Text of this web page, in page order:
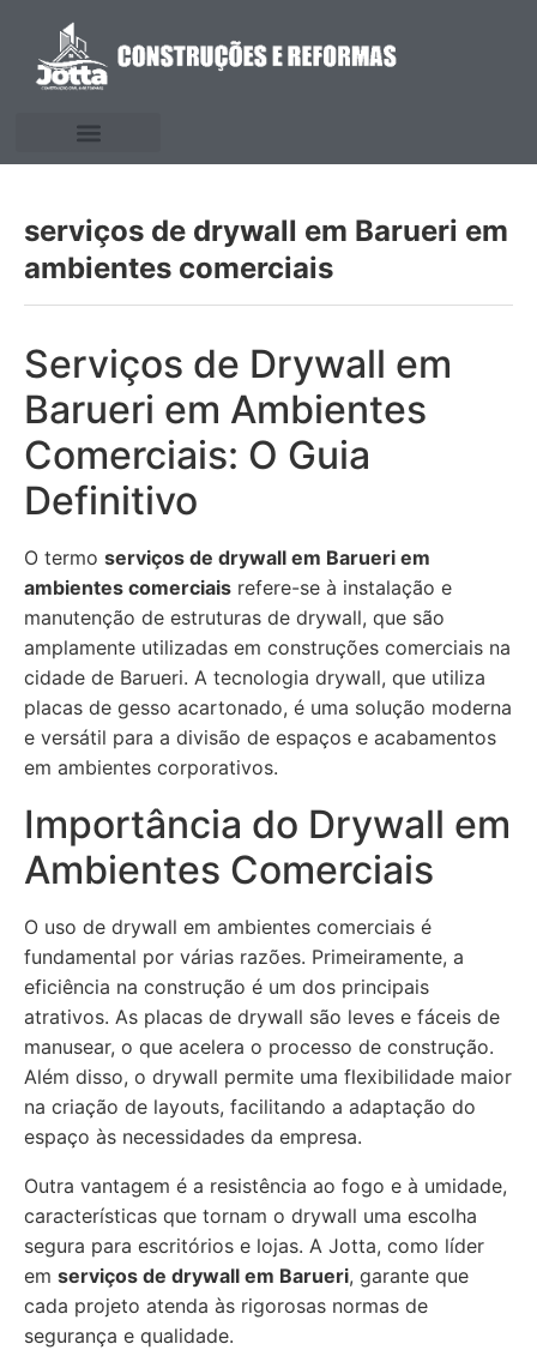
serviços de drywall em Barueri em
ambientes comerciais
Serviços de Drywall em
Barueri em Ambientes
Comerciais: O Guia
Definitivo
O termo serviços de drywall em Barueri em
ambientes comerciais refere-se à instalação e
manutenção de estruturas de drywall, que são
amplamente utilizadas em construções comerciais na
cidade de Barueri. A tecnologia drywall, que utiliza
placas de gesso acartonado, é uma solução moderna
e versátil para a divisão de espaços e acabamentos
em ambientes corporativos.
Importância do Drywall em
Ambientes Comerciais
O uso de drywall em ambientes comerciais é
fundamental por várias razões. Primeiramente, a
eficiência na construção é um dos principais
atrativos. As placas de drywall são leves e fáceis de
manusear, o que acelera o processo de construção.
Além disso, o drywall permite uma flexibilidade maior
na criação de layouts, facilitando a adaptação do
espaço às necessidades da empresa.
Outra vantagem é a resistência ao fogo e à umidade,
características que tornam o drywall uma escolha
segura para escritórios e lojas. A Jotta, como líder
em serviços de drywall em Barueri, garante que
cada projeto atenda às rigorosas normas de
segurança e qualidade.